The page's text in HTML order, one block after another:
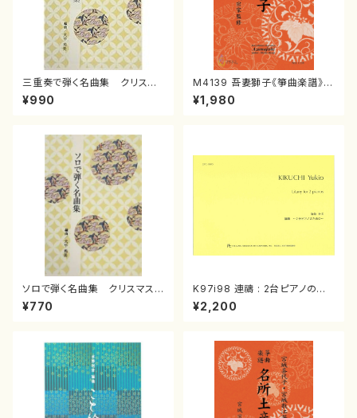
三重奏で弾く名曲集 クリスマ
スメドレー( 箏2/大平光美 編
曲/楽譜）
¥990
M4139 吾妻獅子《箏曲楽譜》
（箏/宮城道雄著・宮城宗家監修/
箏曲古典楽譜）
¥1,980
ソロで弾く名曲集 クリスマス・
イブ／恋人がサンタクロース(
箏独奏 /大平光美 編曲/楽
¥770
K97i98 連禱 : 2台ピアノのた
めの（2 Pianos / 菊池 幸夫 /
楽譜）
¥2,200